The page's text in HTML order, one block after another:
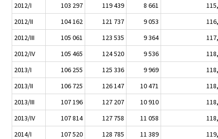
2012/I
103 297 119 439 8 661
2012/II
104 162 121 737 9 053
2012/III
105 061 123 535 9 364
2012/IV
105 465 124 520 9 536
2013/I
106 255 125 336 9 969
2013/II
106 725 126 147 10 471
2013/III
107 196 127 207 10 910
2013/IV
107 814 127 758 11 058
2014/I
107 520 128 785 11 389